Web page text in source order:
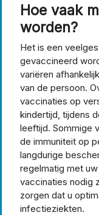
Hoe vaak
worden?
Het is een
gevaccineerd
variëren
van de persoon.
vaccinaties op
kindertijd, tijdens
leeftijd. Sommige
de immuniteit op
langdurige
regelmatig met
vaccinaties nodig
zorgen dat u
infectieziekten.